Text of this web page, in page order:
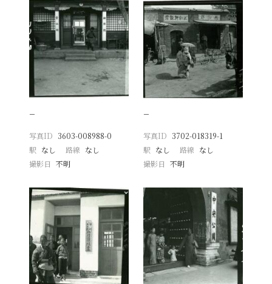
−
写真ID 3603-008988-0
駅 なし 路線 なし
撮影日
不明
−
写真ID 3702-018319-1
駅 なし 路線 なし
撮影日 不明